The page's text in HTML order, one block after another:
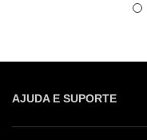
AJUDA E SUPORTE